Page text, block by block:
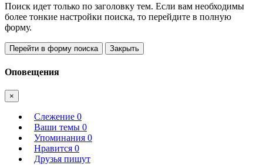
Поиск идет только по заголовку тем. Если вам необходимы
более тонкие настройки поиска, то перейдите в полную
форму.
Перейти в форму поиска Закрыть
Оповещения
×
Слежение 0
Ваши темы 0
Упоминания 0
Нравится 0
Друзья пишут